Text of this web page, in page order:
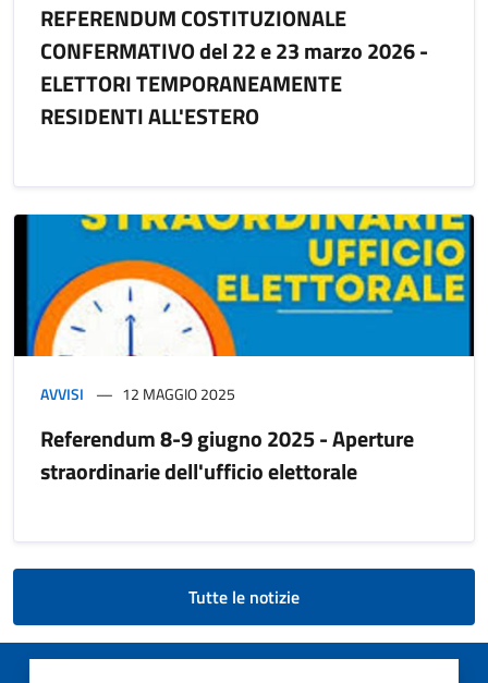
REFERENDUM COSTITUZIONALE
CONFERMATIVO del 22 e 23 marzo 2026 -
ELETTORI TEMPORANEAMENTE
RESIDENTI ALL'ESTERO
AVVISI 12 MAGGIO 2025
Referendum 8-9 giugno 2025 - Aperture
straordinarie dell'ufficio elettorale
Tutte le notizie